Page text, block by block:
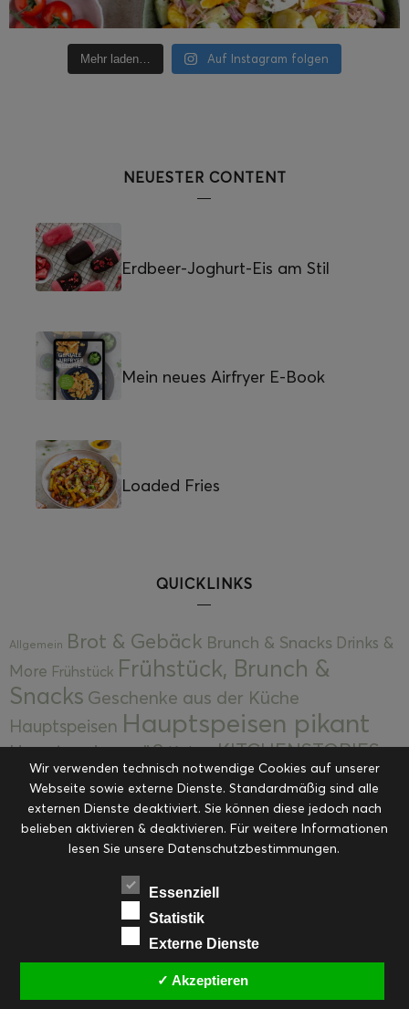
Mehr laden… Auf Instagram folgen
NEUESTER CONTENT
Erdbeer-Joghurt-Eis am Stil
Mein neues Airfryer E-Book
Loaded Fries
QUICKLINKS
Allgemein Brot & Gebäck Brunch & Snacks Drinks &
More Frühstück Frühstück, Brunch &
Snacks Geschenke aus der Küche
Hauptspeisen Hauptspeisen pikant
Hauptspeisen süßKekseKITCHENSTORIES
Kuchen, Torten & Desserts Kuchen und
Desserts Kulinarik Kulinarische Mitbringsel &
Eingemachtes Ohne Kategorie Ostern Resteküche
RezepteSaisonalSliderStartseite
Suppen, Salate & Vorspeisen
Vorspeisen, Salate & Suppen
Weihnachten Workshops & Events
Wir verwenden technisch notwendige Cookies auf unserer
Webseite sowie externe Dienste. Standardmäßig sind alle
externen Dienste deaktiviert. Sie können diese jedoch nach
belieben aktivieren & deaktivieren. Für weitere Informationen
lesen Sie unsere Datenschutzbestimmungen.
Essenziell
Statistik
Externe Dienste
✓ Akzeptieren